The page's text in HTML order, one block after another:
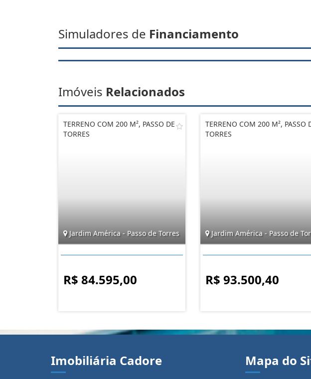
Simuladores de Financiamento
Imóveis Relacionados
TERRENO COM 200 M², PASSO DE
TORRES
Jardim América - Passo de Torres
R$ 84.595,00
TERRENO COM 200 M², PASSO
TORRES
Jardim América - Passo de
R$ 93.500,40
Imobiliária Cadore Mapa do